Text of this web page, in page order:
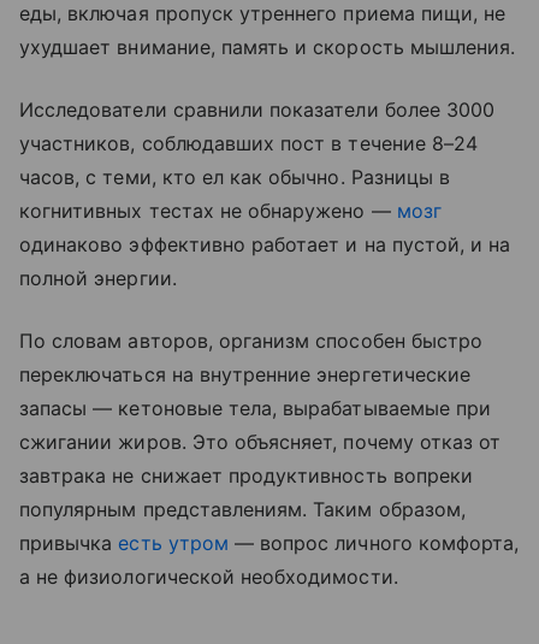
еды, включая пропуск утреннего приема пищи, не
ухудшает внимание, память и скорость мышления.
Исследователи сравнили показатели более 3000
участников, соблюдавших пост в течение 8–24
часов, с теми, кто ел как обычно. Разницы в
когнитивных тестах не обнаружено — мозг
одинаково эффективно работает и на пустой, и на
полной энергии.
По словам авторов, организм способен быстро
переключаться на внутренние энергетические
запасы — кетоновые тела, вырабатываемые при
сжигании жиров. Это объясняет, почему отказ от
завтрака не снижает продуктивность вопреки
популярным представлениям. Таким образом,
привычка есть утром — вопрос личного комфорта,
а не физиологической необходимости.